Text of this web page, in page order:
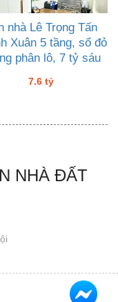
nhà Lê Trọng Tấn
Xuân 5 tầng, sổ đỏ
phân lô, 7 tỷ sáu
7.6 tỷ
NHÀ ĐẤT